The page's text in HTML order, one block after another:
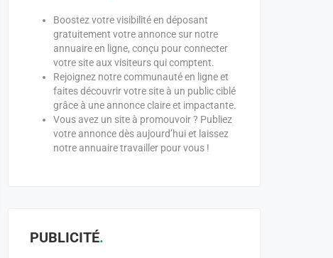
Boostez votre visibilité en déposant
gratuitement votre annonce sur notre
annuaire en ligne, conçu pour connecter
votre site aux visiteurs qui comptent.
Rejoignez notre communauté en ligne et
faites découvrir votre site à un public ciblé
grâce à une annonce claire et impactante.
Vous avez un site à promouvoir ? Publiez
votre annonce dès aujourd’hui et laissez
notre annuaire travailler pour vous !
PUBLICITÉ